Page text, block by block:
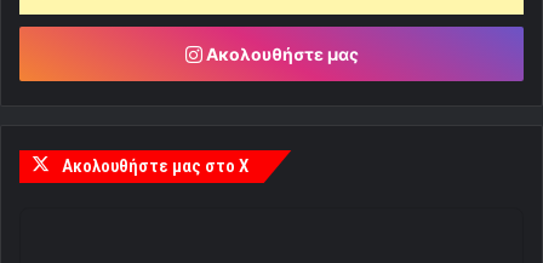
Ακολουθήστε μας
Ακολουθήστε μας στο X